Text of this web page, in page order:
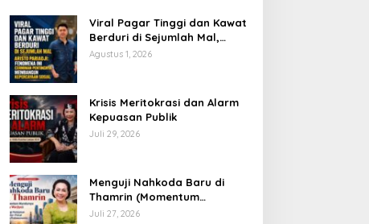
Viral Pagar Tinggi dan Kawat
Berduri di Sejumlah Mal,
Aristo Pariadji: Fenomena Ini
Agustus 1, 2026
​Krisis Meritokrasi dan Alarm
Kepuasan Publik
Juli 29, 2026
​Menguji Nahkoda Baru di
Thamrin (Momentum
Mundurnya Perry Warjiyo):
Juli 27, 2026